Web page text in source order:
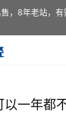
以一年都
，8年老站，有
is for
it, please